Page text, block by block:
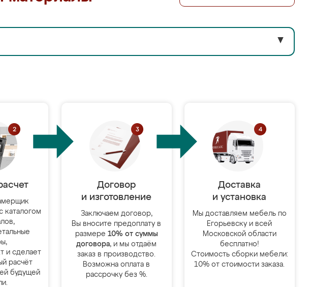
▼
каталогом
и сделает
расчёт
будущей
Договор
и изготовление
Заключаем договор,
Вы вносите предоплату в
размере 10% от суммы
договора, и мы отдаём
заказ в производство.
Возможна оплата в
рассрочку без %.
Доставка
и установка
Мы доставляем мебель по
Егорьевску и всей
Московской области
бесплатно!
Стоимость сборки мебели:
10% от стоимости заказа.